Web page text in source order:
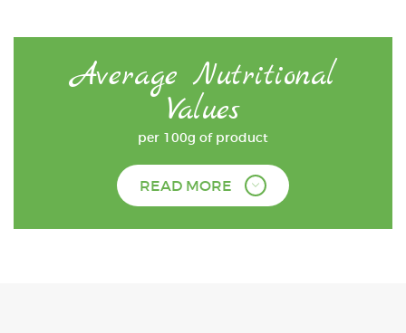
Average Nutritional
Values
per 100g of product
READ MORE